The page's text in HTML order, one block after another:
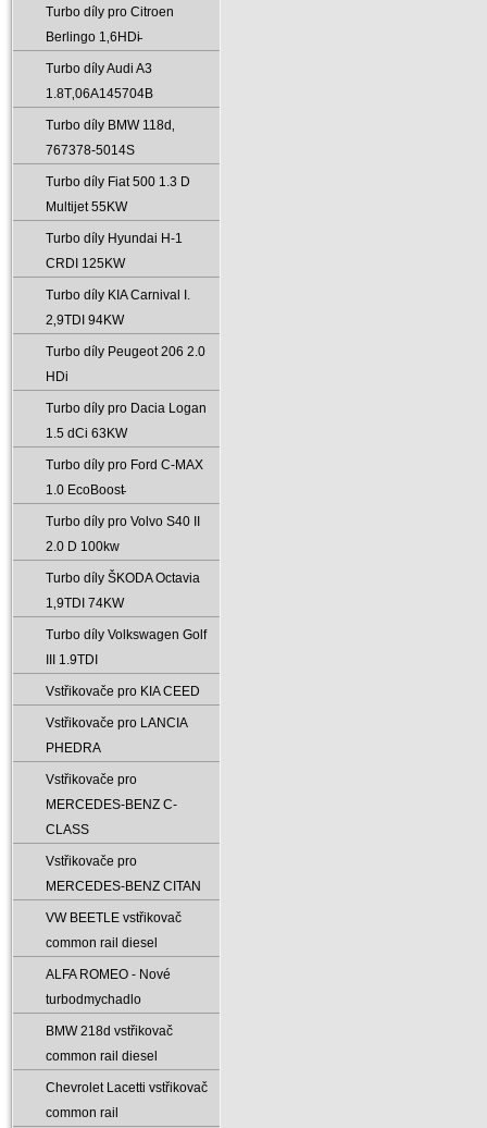
Turbo díly pro Citroen
Berlingo 1‚6HDi̵
Turbo díly Audi A3
1.8T‚06A145704B
Turbo díly BMW 118d‚
767378-5014S
Turbo díly Fiat 500 1.3 D
Multijet 55KW
Turbo díly Hyundai H-1
CRDI 125KW
Turbo díly KIA Carnival I.
2‚9TDI 94KW
Turbo díly Peugeot 206 2.0
HDi
Turbo díly pro Dacia Logan
1.5 dCi 63KW
Turbo díly pro Ford C-MAX
1.0 EcoBoost̵
Turbo díly pro Volvo S40 II
2.0 D 100kw
Turbo díly ŠKODA Octavia
1‚9TDI 74KW
Turbo díly Volkswagen Golf
III 1.9TDI
Vstřikovače pro KIA CEED
Vstřikovače pro LANCIA
PHEDRA
Vstřikovače pro
MERCEDES-BENZ C-
CLASS
Vstřikovače pro
MERCEDES-BENZ CITAN
VW BEETLE vstřikovač
common rail diesel
ALFA ROMEO - Nové
turbodmychadlo
BMW 218d vstřikovač
common rail diesel
Chevrolet Lacetti vstřikovač
common rail